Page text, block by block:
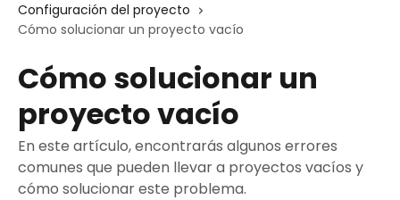
Configuración del proyecto
Cómo solucionar un proyecto vacío
Cómo solucionar un
proyecto vacío
En este artículo, encontrarás algunos errores
comunes que pueden llevar a proyectos vacíos y
cómo solucionar este problema.